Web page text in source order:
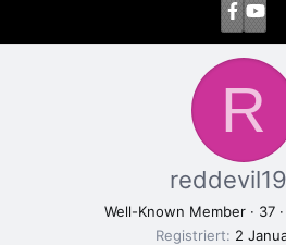
R
Well-Known Member · 37 ·
Registriert
2